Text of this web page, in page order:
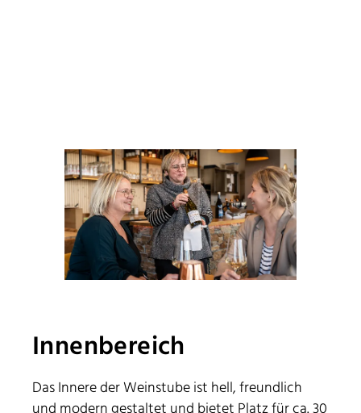
Innenbereich
Das Innere der Weinstube ist hell, freundlich